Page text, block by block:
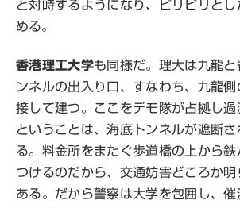
と対峙するようになり、ピリピリと
める。
香港理工大学も同様だ。理大は九龍
ンネルの出入り口、すなわち、九龍
接して建つ。ここをデモ隊が占拠し
ということは、海底トンネルが遮断
る。料金所をまたぐ歩道橋の上から
つけるのだから、交通妨害どころか
ある。だから警察は大学を包囲し、